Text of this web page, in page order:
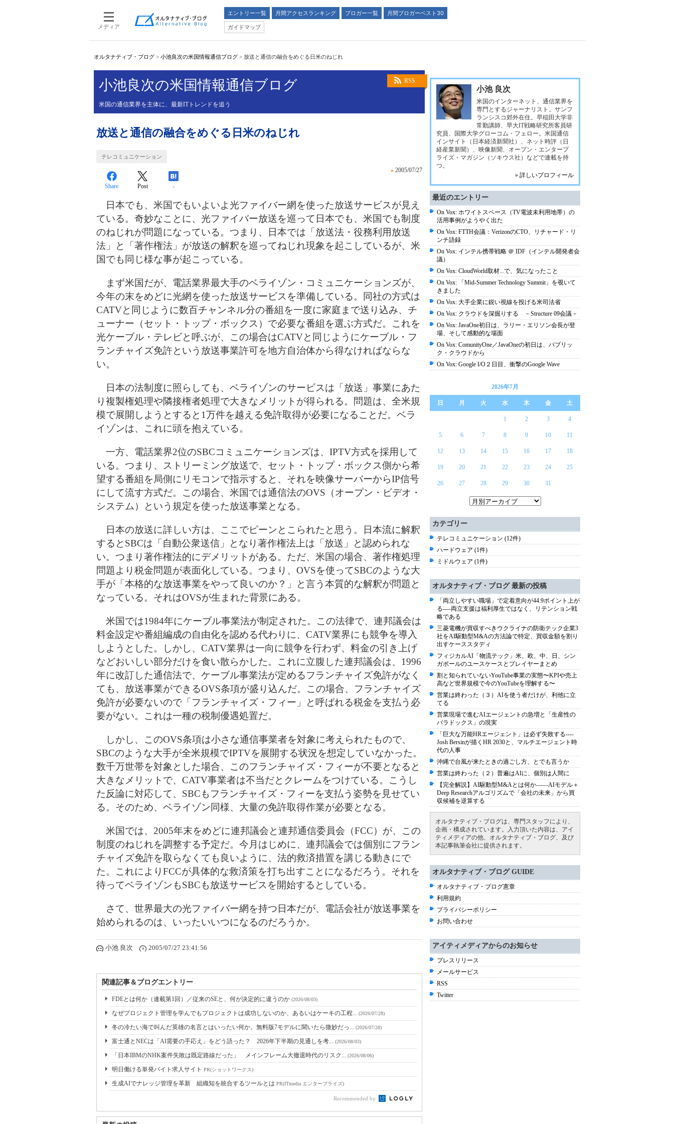
メディア
エントリー一覧 月間アクセスランキング ブロガー一覧
月間ブロガーベスト30
ガイドマップ
オルタナティブ・ブログ > 小池良次の米国情報通信ブログ > 放送と通信の融合をめぐる日米のねじれ
RSS
小池良次の米国情報通信ブログ
米国の通信業界を主体に、最新ITトレンドを追う
放送と通信の融合をめぐる日米のねじれ
テレコミュニケーション
» 2005/07/27
Share Post -
日本でも、米国でもいよいよ光ファイバー網を使った放送サービスが見え
ている。奇妙なことに、光ファイバー放送を巡って日本でも、米国でも制度
のねじれが問題になっている。つまり、日本では「放送法・役務利用放送
法」と「著作権法」が放送の解釈を巡ってねじれ現象を起こしているが、米
国でも同じ様な事が起こっている。
まず米国だが、電話業界最大手のベライゾン・コミュニケーションズが、
今年の末をめどに光網を使った放送サービスを準備している。同社の方式は
CATVと同じように数百チャンネル分の番組を一度に家庭ま で送り込み、チ
ューナー（セット・トップ・ボックス）で必要な番組を選ぶ方式だ。これを
光ケーブル・テレビと呼ぶが、この場合はCATVと同じ ようにケーブル・フ
ランチャイズ免許という放送事業許可を地方自治体から得なければならな
い。
日本の法制度に照らしても、ベライゾンのサービスは「放送」事業にあた
り複製権処理や隣接権者処理で大きなメリットが得られる。問題は、全米規
模で展開しようとすると1万件を越える免許取得が必要になることだ。ベラ
イゾンは、これに頭を抱えている。
一方、電話業界2位のSBCコミュニケーションズは、IPTV方式を採用して
いる。つまり、ストリーミング放送で、セット・トップ・ボックス側から希
望する番組を局側にリモコンで指示すると、それを映像サーバーからIP信号
にして流す方式だ。この場合、米国では通信法のOVS（オープン・ビデオ・
システム）という規定を使った放送事業となる。
日本の放送に詳しい方は、ここでピーンとこられたと思う。日本流に解釈
するとSBCは「自動公衆送信」となり著作権法上は「放送」と認められな
い。つまり著作権法的にデメリットがある。ただ、米国の場合、著作権処理
問題より税金問題が表面化している。つまり、OVSを使ってSBCのような大
手が「本格的な放送事業をやって良いのか？」
と言う本質的な解釈が問題と
なっている。それはOVSが生まれた背景にある。
米国では1984年にケーブル事業法が制定された。この法律で、連邦議会は
料金設定や番組編成の自由化を認める代わりに、CATV業界にも競争を導入
しようとした。しかし、CATV業界は一向に競争を行わず、料金の引き上げ
などおいしい部分だけを食い散らかした。 これに立腹した連邦議会は、1996
年に改訂した通信法で、ケーブル事業法が定めるフランチャイズ免許がなく
ても、放送事業ができるOVS条項が盛り込んだ。この場合、フランチャイズ
免許が必要ないので「フランチャイズ・フィー」と呼ばれる税金を支払う必
要がない。これは一種の税制優遇処置だ。
しかし、このOVS条項は小さな通信事業者を対象に考えられたもので、
SBCのような大手が全米規模でIPTVを展開する状況を想定 していなかった。
数千万世帯を対象とした場合、このフランチャイズ・フ ィーが不要となると
大きなメリットで、CATV事業者は不当だとクレームをつけている。こうし
た反論に対応して、SBCもフランチャイズ・フィーを支払う姿勢を見せてい
る。そのため、ベライゾン同様、大量の免許取得作業が必要となる。
米国では、2005年末をめどに連邦議会と連邦通信委員会（FCC） が、この
制度のねじれを調整する予定だ。今月はじめに、連邦議会では個別にフラン
チャイズ免許を取らなくても良いように、法的救済措置を講じる動きにで
た。これによりFCCが具体的な救済策を打ち出すことになるだろう。それを
待ってベライゾンもSBCも放送サービスを開始するとしている。
さて、世界最大の光ファイバー網を持つ日本だが、電話会社が放送事業を
始められるのは、いったいいつになるのだろうか。
小池 良次 2005/07/27 23:41:56
関連記事＆ブログエントリー
FDEとは何か（連載第1回）／従来のSEと、何が決定的に違うのか (2026/08/03)
なぜプロジェクト管理を学んでもプロジェクトは成功しないのか、あるいはケーキの工程... (2026/07/28)
冬の冷たい海で叫んだ英雄の名言とはいったい何か。無料版7モデルに聞いたら微妙だっ... (2026/07/28)
富士通とNECは「AI需要の手応え」をどう語った？ 2026年下半期の見通しを考... (2026/08/03)
「日本IBMのNHK案件失敗は既定路線だった」 メインフレーム大撤退時代のリスク... (2026/08/06)
明日働ける単発バイト求人サイト PR(ショットワークス)
生成AIでナレッジ管理を革新 組織知を統合するツールとは PR(ITmedia エンタープライズ)
Recommended by
小池 良次
米国のインターネット、通信業界を
専門とするジャーナリスト。サンフ
ランシスコ郊外在住。早稲田大学非
常勤講師、早大IT戦略研究所客員研
究員、国際大学グローコム・フェロー。米国通信
インサイト（日本経済新聞社）、ネット時評（日
経産業新聞）、映像新聞、オープン・エンタープ
ライズ・マガジン（ソキウス社）などで連載を持
つ。
» 詳しいプロフィール
最近のエントリー
On Vox: ホワイトスペース（TV電波未利用地帯）の
活用事例がようやく出た
On Vox: FTTH会議：VerizonのCTO、リチャード・リ
ンチ語録
On Vox: インテル携帯戦略 ＠ IDF（インテル開発者会
議）
On Vox: CloudWorld取材...で、気になったこと
On Vox: 「Mid-Summer Technology Summit」を覗いて
きました
On Vox: 大手企業に鋭い視線を投げる米司法省
On Vox: クラウドを深掘りする －Structure 09会議－
On Vox: JavaOne初日は、ラリー・エリソン会長が登
場、そして感動的な場面
On Vox: ComunityOne／JavaOneの初日は、パブリッ
ク・クラウドから
On Vox: Google I/O２日目、衝撃のGoogle Wave
2026年7月
日 月 火 水 木 金 土
1 2 3 4
5 6 7 8 9 10 11
12 13 14 15 16 17 18
19 20 21 22 23 24 25
26 27 28 29 30 31
カテゴリー
テレコミュニケーション (12件)
ハードウェア (1件)
ミドルウェア (1件)
オルタナティブ・ブログ 最新の投稿
「両立しやすい職場」で定着意向が44.9ポイント上が
る----両立支援は福利厚生ではなく、リテンション戦
略である
三菱電機が買収すべきウクライナの防衛テック企業3
社をAI駆動型M&Aの方法論で特定、買収金額を割り
出すケーススタディ
フィジカルAI「物流テック」米、欧、中、日、シン
ガポールのユースケースとプレイヤーまとめ
割と知られていないYouTube事業の実態〜KPIや売上
高など世界規模で今のYouTubeを理解する〜
営業は終わった（３）AIを使う者だけが、利他に立
てる
営業現場で進むAIエージェントの急増と「生産性の
パラドックス」の現実
「巨大な万能HRエージェント」は必ず失敗する----
Josh Bersinが描くHR 2030と、マルチエージェント時
代の人事
沖縄で台風が来たときの過ごし方、とでも言うか
営業は終わった（２）普遍はAIに、個別は人間に
【完全解説】AI駆動型M&Aとは何か――AIモデル＋
Deep Researchアルゴリズムで「会社の未来」から買
収候補を逆算する
オルタナティブ・ブログは、専門スタッフにより、
企画・構成されています。入力頂いた内容は、アイ
ティメディアの他、オルタナティブ・ブログ、及び
本記事執筆会社に提供されます。
オルタナティブ・ブログ GUIDE
オルタナティブ・ブログ憲章
利用規約
プライバシーポリシー
お問い合わせ
アイティメディアからのお知らせ
プレスリリース
メールサービス
RSS
Twitter